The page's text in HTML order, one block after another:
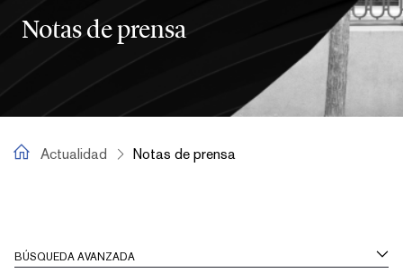
Notas de prensa
Actualidad
Actualidad Notas de prensa
BÚSQUEDA AVANZADA